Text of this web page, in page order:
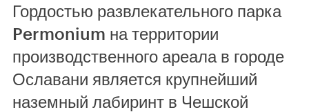
Гордостью развлекательного парка
Permonium на территории
производственного ареала в городе
Ославани является крупнейший
наземный лабиринт в Чешской